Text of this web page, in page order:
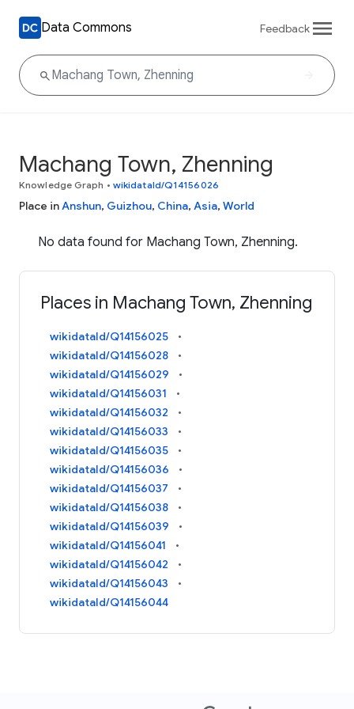
Data Commons Feedback
Machang Town, Zhenning
Knowledge Graph • wikidataId/Q14156026
Place inAnshun, Guizhou, China, Asia, World
No data found for Machang Town, Zhenning.
Places in Machang Town, Zhenning
wikidataId/Q14156025
wikidataId/Q14156028
wikidataId/Q14156029
wikidataId/Q14156031
wikidataId/Q14156032
wikidataId/Q14156033
wikidataId/Q14156035
wikidataId/Q14156036
wikidataId/Q14156037
wikidataId/Q14156038
wikidataId/Q14156039
wikidataId/Q14156041
wikidataId/Q14156042
wikidataId/Q14156043
wikidataId/Q14156044